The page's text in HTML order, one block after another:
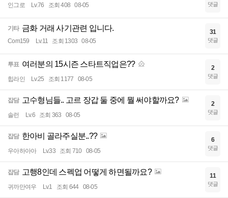
인그로 Lv.76 조회 408 08-05 댓글
기타 금화 거래 사기관련 입니다.
Com159 Lv.11 조회 1303 08-05
31
댓글
투표 여러분의 15시즌 스타트직업은??
힙라인 Lv.25 조회 1177 08-05
2
댓글
잡담 고수형님들.. 고르 장갑 둘 중에 뭘 써야할까요?
솔런 Lv.6 조회 363 08-05
2
댓글
잡담 한아비 골라주실분..??
우아하아아 Lv.33 조회 710 08-05
6
댓글
잡담 고행8인데 스펙업 어떻게 하면될까요?
귀까만여우 Lv.1 조회 644 08-05
11
댓글